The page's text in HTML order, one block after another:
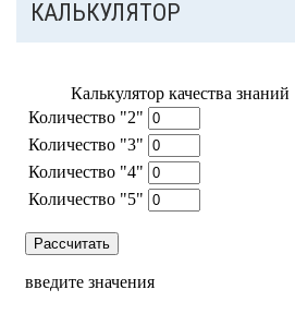
КАЛЬКУЛЯТОР